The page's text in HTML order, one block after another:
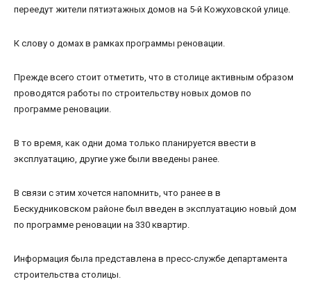
переедут жители пятиэтажных домов на 5-й Кожуховской улице.
К слову о домах в рамках программы реновации.
Прежде всего стоит отметить, что в столице активным образом
проводятся работы по строительству новых домов по
программе реновации.
В то время, как одни дома только планируется ввести в
эксплуатацию, другие уже были введены ранее.
В связи с этим хочется напомнить, что ранее в в
Бескудниковском районе был введен в эксплуатацию новый дом
по программе реновации на 330 квартир.
Информация была представлена в пресс-службе департамента
строительства столицы.